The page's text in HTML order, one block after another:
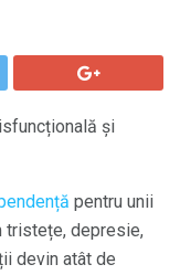
și
pentru unii
tristețe, depresie,
devin atât de